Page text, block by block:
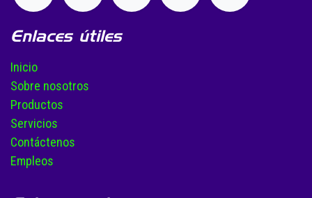
Enlaces útiles
Inicio
Sobre nosotros
Productos
Servicios
Contáctenos
Empleos